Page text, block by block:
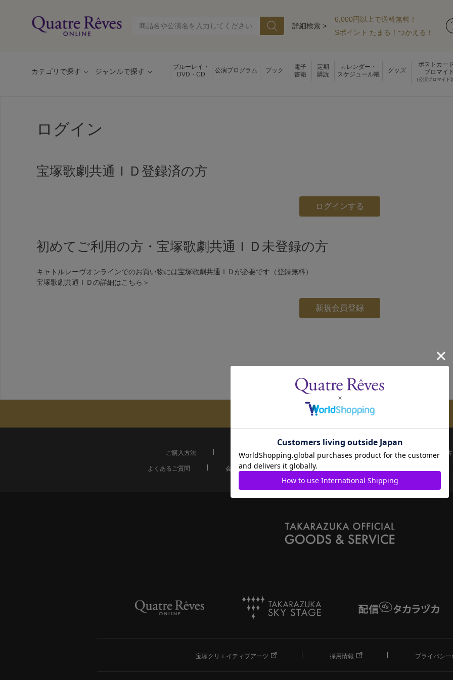
詳細検索 >
6,000円以上で送料無料！
Sポイント たまる！つかえる！
カテゴリで探す ジャンルで探す
ブルーレイ・
DVD・CD
公演プログラム ブック
電子
書籍
定期
購読
カレンダー・
スケジュール帳
グッズ
ポストカー
ブロマイド
（公演ブロマイド
ログイン
宝塚歌劇共通ＩＤ登録済の方
初めてご利用の方・宝塚歌劇共通ＩＤ未登録の方
キャトルレーヴオンラインでのお買い物には宝塚歌劇共通ＩＤが必要です（登録無料）
宝塚歌劇共通ＩＤの詳細は こちら＞
メールマガジンのご案内
ご購入方法 配送について お支払い方法 決済について
よくあるご質問
会員ページ 宝塚歌劇共通ID新規会員登録
宝塚クリエイティブアーツ 採用情報 プライバシ